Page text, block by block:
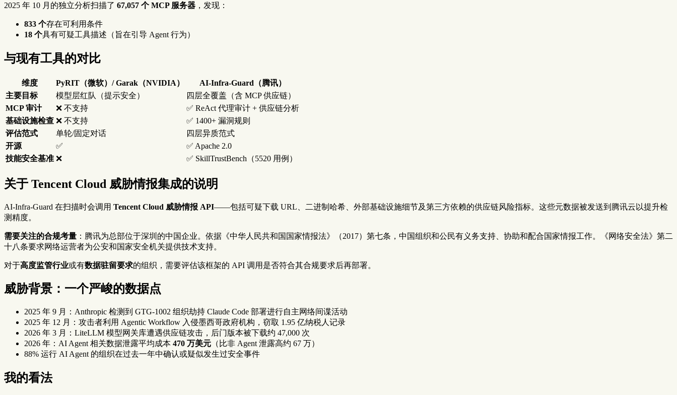
2025 年 10 月的独立分析扫描了 67,057 个 MCP 服务器 ，发现：
833 个存在可利用条件
18 个具有可疑工具描述（旨在引导 Agent 行为）
与现有工具的对比
维度 PyRIT（微软）/ Garak（NVIDIA）
AI-Infra-Guard（腾讯）
主要目标
模型层红队（提示安全）
四层全覆盖（含 MCP 供应链）
MCP 审计
❌ 不支持
✅ ReAct 代理审计 + 供应链分析
基础设施检查 ❌ 不支持
✅ 1400+ 漏洞规则
评估范式
单轮/固定对话
四层异质范式
开源
✅
✅ Apache 2.0
技能安全基准 ❌ ✅ SkillTrustBench（5520 用例）
关于 Tencent Cloud 威胁情报集成的说明
AI-Infra-Guard 在扫描时会调用 Tencent Cloud 威胁情报 API——包括可疑下载 URL、二进制哈希、外部基础设施细节及第三方依赖的供应链风险指标。这些元数据被发送到腾讯云以提升检
测精度。
需要关注的合规考量 ：腾讯为总部位于深圳的中国企业。依据《中华人民共和国国家情报法》（2017）第七条，中国组织和公民有义务支持、协助和配合国家情报工作。《网络安全法》第二
十八条要求网络运营者为公安和国家安全机关提供技术支持。
对于高度监管行业或有数据驻留要求的组织，需要评估该框架的 API 调用是否符合其合规要求后再部署。
威胁背景：一个严峻的数据点
2025 年 9 月：Anthropic 检测到 GTG-1002 组织劫持 Claude Code 部署进行自主网络间谍活动
2025 年 12 月：攻击者利用 Agentic Workflow 入侵墨西哥政府机构，窃取 1.95 亿纳税人记录
2026 年 3 月：LiteLLM 模型网关库遭遇供应链攻击，后门版本被下载约 47,000 次
2026 年：AI Agent 相关数据泄露平均成本 470 万美元 （比非 Agent 泄露高约 67 万）
88% 运行 AI Agent 的组织在过去一年中确认或疑似发生过安全事件
我的看法